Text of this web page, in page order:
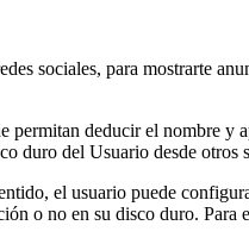
sociales, para mostrarte
permitan deducir el nombre y
duro del Usuario desde otros
el usuario puede
o no en su disco duro. Para